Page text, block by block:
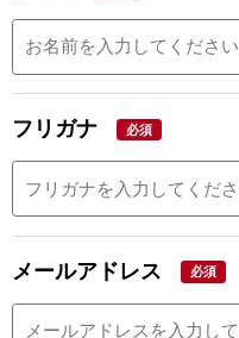
フリガナ 必須
メールアドレス 必須